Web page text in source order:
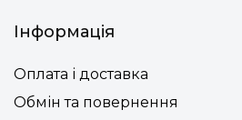
Інформація
Оплата і доставка
Обмін та повернення